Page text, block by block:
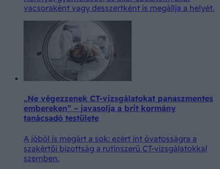
vacsoraként vagy desszertként is megállja a helyét.
„Ne végezzenek CT-vizsgálatokat panaszmentes
embereken” – javasolja a brit kormány
tanácsadó testülete
A jóból is megárt a sok: ezért int óvatosságra a
szakértői bizottság a rutinszerű CT-vizsgálatokkal
szemben.